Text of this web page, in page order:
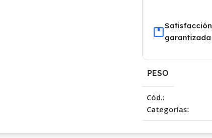
Satisfacción
garantizada
PESO
Cód.:
Categorías: